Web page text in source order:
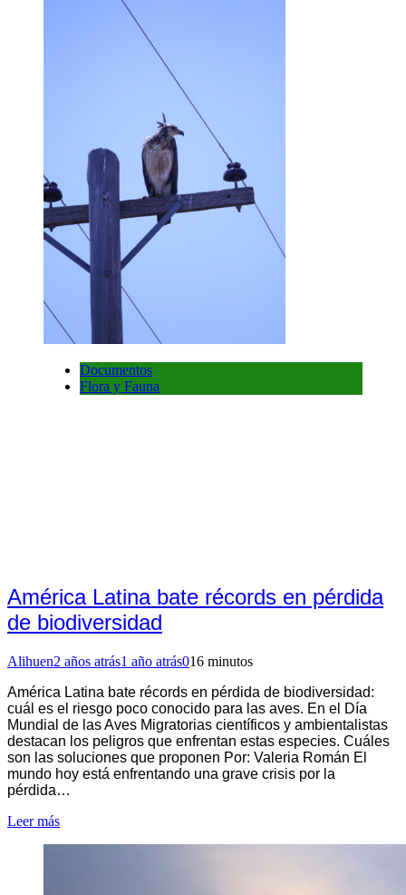
Documentos
Flora y Fauna
América Latina bate récords en pérdida
de biodiversidad
Alihuen2 años atrás1 año atrás016 minutos
América Latina bate récords en pérdida de biodiversidad:
cuál es el riesgo poco conocido para las aves. En el Día
Mundial de las Aves Migratorias científicos y ambientalistas
destacan los peligros que enfrentan estas especies. Cuáles
son las soluciones que proponen Por: Valeria Román El
mundo hoy está enfrentando una grave crisis por la
pérdida…
Leer más